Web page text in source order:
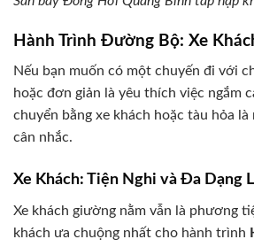
Hành Trình Đường Bộ: Xe
Nếu bạn muốn có một chuyến đi với
hoặc đơn giản là yêu thích việc ngắm
chuyển bằng xe khách hoặc tàu hỏa
cân nhắc.
Xe Khách: Tiện Nghi và Đa Dạng
Xe khách giường nằm vẫn là phương
khách ưa chuộng nhất cho hành trình